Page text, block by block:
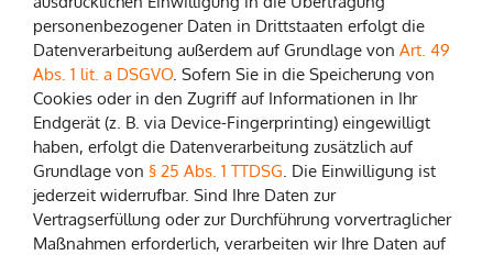
personenbezogener Daten in Drittstaaten erfolgt die
Datenverarbeitung außerdem auf Grundlage von Art. 49
Abs. 1 lit. a DSGVO . Sofern Sie in die Speicherung von
Cookies oder in den Zugriff auf Informationen in Ihr
Endgerät (z. B. via Device-Fingerprinting) eingewilligt
haben, erfolgt die Datenverarbeitung zusätzlich auf
Grundlage von § 25 Abs. 1 TTDSG . Die Einwilligung ist
jederzeit widerrufbar. Sind Ihre Daten zur
Vertragserfüllung oder zur Durchführung vorvertraglicher
Maßnahmen erforderlich, verarbeiten wir Ihre Daten auf